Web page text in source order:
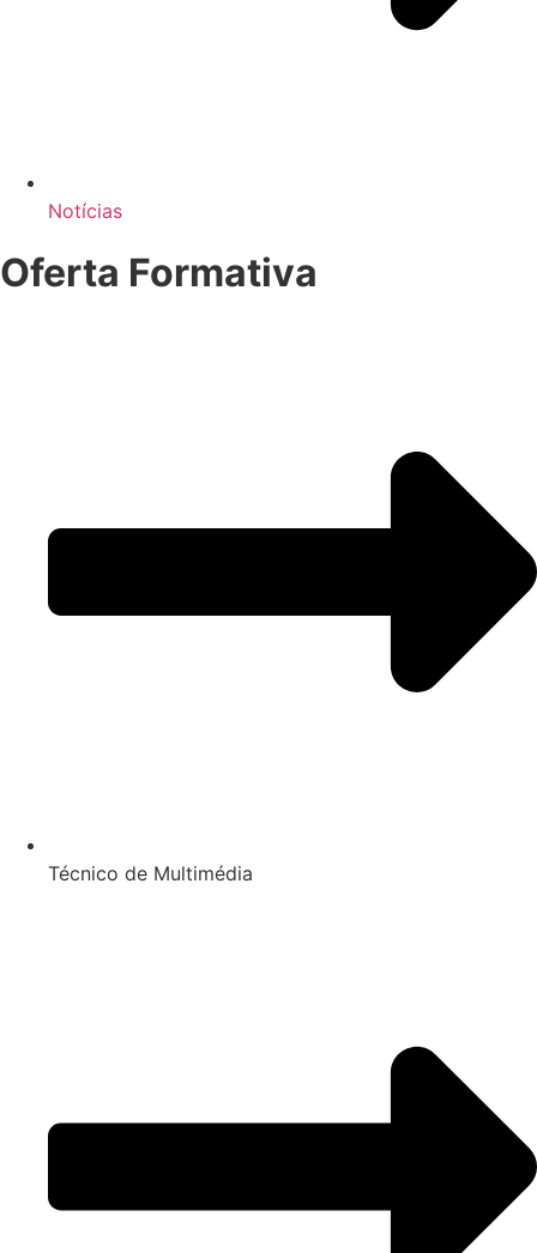
Notícias
Oferta Formativa
Técnico de Multimédia